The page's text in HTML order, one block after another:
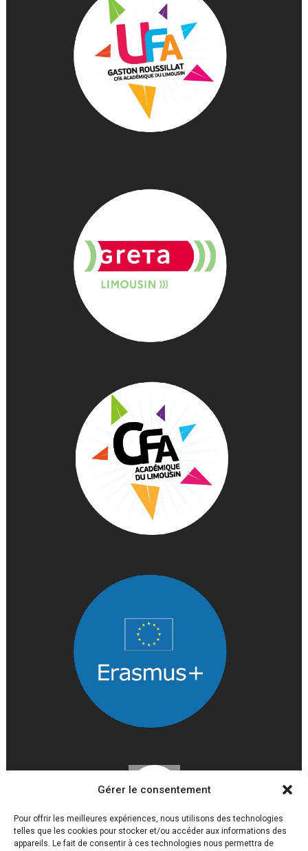
Gérer le consentement
Pour offrir les meilleures expériences, nous utilisons des technologies
telles que les cookies pour stocker et/ou accéder aux informations des
appareils. Le fait de consentir à ces technologies nous permettra de